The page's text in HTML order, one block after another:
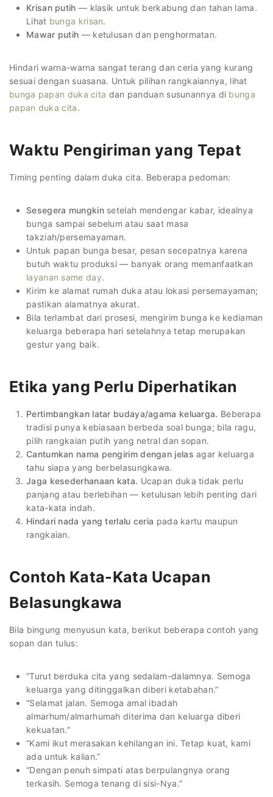
Krisan putih — klasik untuk berkabung dan tahan lama.
Lihat bunga krisan.
Mawar putih — ketulusan dan penghormatan.
Hindari warna-warna sangat terang dan ceria yang kurang
sesuai dengan suasana. Untuk pilihan rangkaiannya, lihat
bunga papan duka cita dan panduan susunannya di bunga
papan duka cita.
Waktu Pengiriman yang Tepat
Timing penting dalam duka cita. Beberapa pedoman:
Sesegera mungkinsetelah mendengar kabar, idealnya
bunga sampai sebelum atau saat masa
takziah/persemayaman.
Untuk papan bunga besar, pesan secepatnya karena
butuh waktu produksi — banyak orang memanfaatkan
layanan same day.
Kirim ke alamat rumah duka atau lokasi persemayaman;
pastikan alamatnya akurat.
Bila terlambat dari prosesi, mengirim bunga ke kediaman
keluarga beberapa hari setelahnya tetap merupakan
gestur yang baik.
Etika yang Perlu Diperhatikan
Pertimbangkan latar budaya/agama keluarga. Beberapa
tradisi punya kebiasaan berbeda soal bunga; bila ragu,
pilih rangkaian putih yang netral dan sopan.
Cantumkan nama pengirim dengan jelas agar keluarga
tahu siapa yang berbelasungkawa.
Jaga kesederhanaan kata. Ucapan duka tidak perlu
panjang atau berlebihan — ketulusan lebih penting dari
kata-kata indah.
Hindari nada yang terlalu ceria pada kartu maupun
rangkaian.
Contoh Kata-Kata Ucapan
Belasungkawa
Bila bingung menyusun kata, berikut beberapa contoh yang
sopan dan tulus:
“Turut berduka cita yang sedalam-dalamnya. Semoga
keluarga yang ditinggalkan diberi ketabahan.”
“Selamat jalan. Semoga amal ibadah
almarhum/almarhumah diterima dan keluarga diberi
kekuatan.”
“Kami ikut merasakan kehilangan ini. Tetap kuat, kami
ada untuk kalian.”
“Dengan penuh simpati atas berpulangnya orang
terkasih. Semoga tenang di sisi-Nya.”